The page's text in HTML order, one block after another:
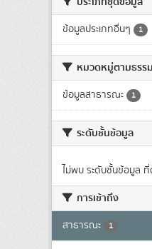
ข้อมูลประเภทอื่นๆ 1
หมวดหมู่ตามธรร
ข้อมูลสาธารณะ 1
ระดับชั้นข้อมูล
ไม่พบ ระดับชั้นข้อมูล
การเข้าถึง
สาธารณะ 1